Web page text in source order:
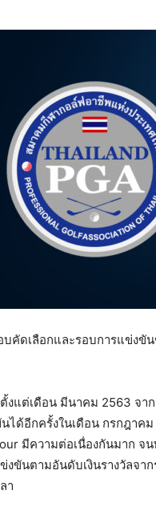
คัดเลือกและรอบการแข่งขั
งแต่เดือน มีนาคม 2563 จา
ได้อีกครั้งในเดือน กรกฎา
มีความต่อเนื่องกันมาก
ขันตามอันดับเงินรางวัลจา
า